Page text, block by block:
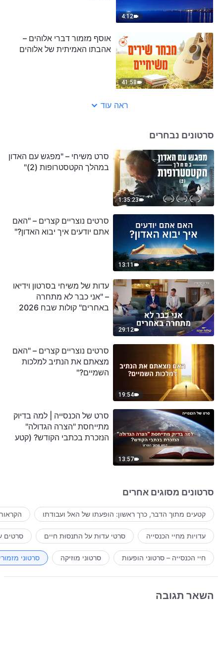
4:12
41:58
אוסף מזמור דברי אלוהים –
אהבתו האמיתית של אלוהים
ראה עוד
סרטונים נבחרים
1:35:23
סרט משיחי – "מפגש עם האדון
במהלך הקטסטרופות (2)"
13:11
סרטים נוצריים קצרים – "האם
אתם יודעים איך יבוא האדון?"
29:12
עדות של משיחי בסרטון וידיאו
– "אני כבר לא מתחרה
באחרים" קולות שבח 2026
19:54
סרטים נוצריים קצרים – "האם
מצאתם את הנתיב למלכות
השמיים?"
13:57
סרט של הכנסייה | למה בדיוק
מתייחסת "הצרה הגדולה"
הנזכרת בכתבי הקודש? (קטע
סרטונים מסוגים אחרים
קטעים מתוך הדבר, כרך ראשון: הופעתו של האל ועבודתו
עדויות מחיי הכנסייה סרטי עדוּת על התנסוּת חיים סרטים
חיי הכנסייה – סרטוני הופעות סרטוני מוזיקה סרטוני
השאר תגובה